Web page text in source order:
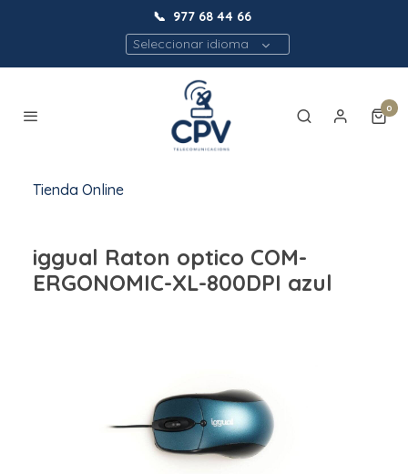
📞 977 68 44 66
Seleccionar idioma
0
Tienda Online
iggual Raton optico COM-
ERGONOMIC-XL-800DPI azul